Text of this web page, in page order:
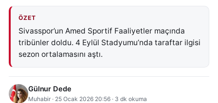
ÖZET
Sivasspor’un Amed Sportif Faaliyetler maçında
tribünler doldu. 4 Eylül Stadyumu’nda taraftar ilgisi
sezon ortalamasını aştı.
Gülnur Dede
Muhabir · 25 Ocak 2026 20:56 · 3 dk okuma